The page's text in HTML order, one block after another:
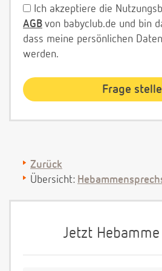
Ich akzeptiere die
AGB von babyclub.de und bin
dass meine persönlichen
werden.
Zurück
Übersicht:
Jetzt